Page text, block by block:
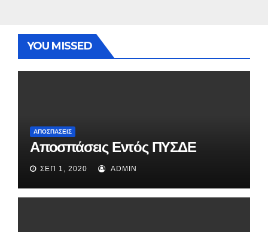
YOU MISSED
ΑΠΟΣΠΆΣΕΙΣ
Αποσπάσεις Εντός ΠΥΣΔΕ
ΣΕΠ 1, 2020 ADMIN